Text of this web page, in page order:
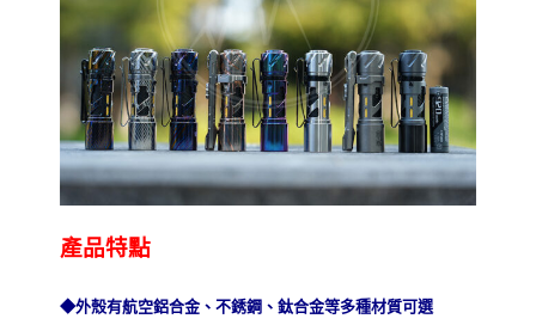
產品特點
◆外殼有航空鋁合金、不銹鋼、鈦合金等多種材質可選